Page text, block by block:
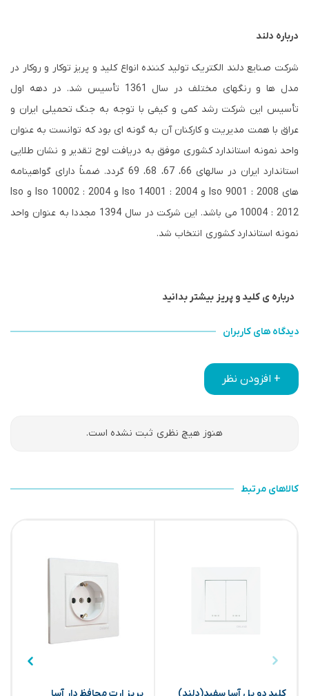
درباره دلند
شرکت صنایع دلند الکتریک تولید کننده انواع کلید و پریز توکار و روکار در
مدل ها و رنگهای مختلف در سال 1361 تأسیس شد. در دهه اول
تأسیس این شرکت رشد کمی و کیفی با توجه به جنگ تحمیلی ایران و
عراق با همت مدیریت و کارکنان آن به گونه ای بود که توانست به عنوان
واحد نمونه استاندارد کشوری موفق به دریافت لوح تقدیر و نشان طلایی
استاندارد ایران در سالهای 66، 67، 68، 69 گردد. ضمناً دارای گواهینامه
های Iso 9001 : 2008 و Iso 14001 : 2004 و Iso 10002 : 2004 و Iso
10004 : 2012
می باشد. این شرکت در سال 1394 مجددا به عنوان واحد
نمونه استاندارد کشوری انتخاب شد.
درباره ی کلید و پریز بیشتر بدانید
دیدگاه های کاربران
+ افزودن نظر
هنوز هیچ نظری ثبت نشده است.
کالاهای مرتبط